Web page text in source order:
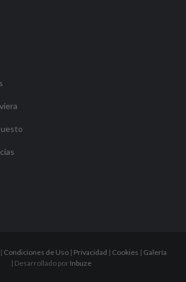
| Condiciones de Uso| Privacidad | Cookies | Galería
| Desarrollado por Inbuze